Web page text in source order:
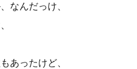
なんだっけ、
あったけど、